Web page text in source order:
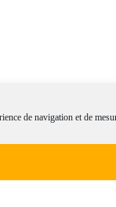
de navigation et de